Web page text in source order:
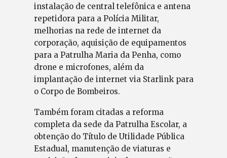
instalação de central telefônica e antena
repetidora para a Polícia Militar,
melhorias na rede de internet da
corporação, aquisição de equipamentos
para a Patrulha Maria da Penha, como
drone e microfones, além da
implantação de internet via Starlink para
o Corpo de Bombeiros.
Também foram citadas a reforma
completa da sede da Patrulha Escolar, a
obtenção do Título de Utilidade Pública
Estadual, manutenção de viaturas e